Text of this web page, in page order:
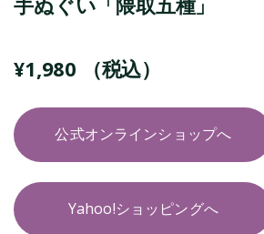
¥1,980 （税込）
公式オンラインショップへ
Yahoo!ショッピングへ